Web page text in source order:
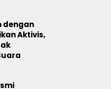
dengan
Aktivis,